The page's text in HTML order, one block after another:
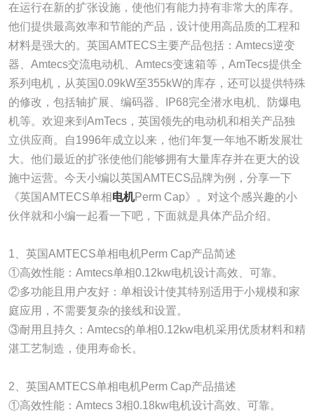
在运行在新的扩张设施，使他们有能力持有非常大的库存。
他们提供最高效率和节能的产品，设计使用高品质的工程和
材料是强大的。英国AMTECS主要产品包括：Amtecs逆变
器、Amtecs交流电动机、Amtecs变速箱等，AmTecs提供全
系列电机，从英国0.09kW至355kW的库存，还可以提供特殊
的修改，包括轴扩展、编码器、IP68完全潜水电机、防爆电
机等。欢迎来到AmTecs，英国领先的电动机和相关产品独
立供应商。自1996年成立以来，他们年复一年地不断发展壮
大。他们最近的扩张使他们能够拥有大量库存并在更大的设
施中运营。今天小编以英国AMTECS品牌为例，分享一下
《英国AMTECS单相电机Perm Cap》。对这个感兴趣的小
伙伴就和小编一起看一下吧，下面就是具体产品介绍。
1、英国AMTECS单相电机Perm Cap产品简述
①高效性能：Amtecs单相0.12kw电机设计高效、可靠。
②多功能且用户友好：单相设计使其特别适用于小规模和家
庭应用，不需要复杂的接线和设置。
③耐用且持久：Amtecs的单相0.12kw电机采用优质材料和精
湛工艺制造，使用寿命长。
2、英国AMTECS单相电机Perm Cap产品描述
①高效性能：Amtecs 3相0.18kw电机设计高效、可靠。